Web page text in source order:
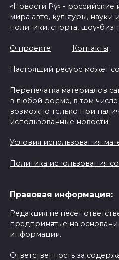
«Новости Ру» -
мира авто, культуры, науки
политики, спорта, шоу-
О проекте Контакты
Настоящий ресурс может
Перепечатка материалов
в любой форме, в том
возможно только при
использованные новости.
Условия использования
Политика использования
Правовая информация:
Редакция не несет
предпринятые на
информации.
Ответственность за